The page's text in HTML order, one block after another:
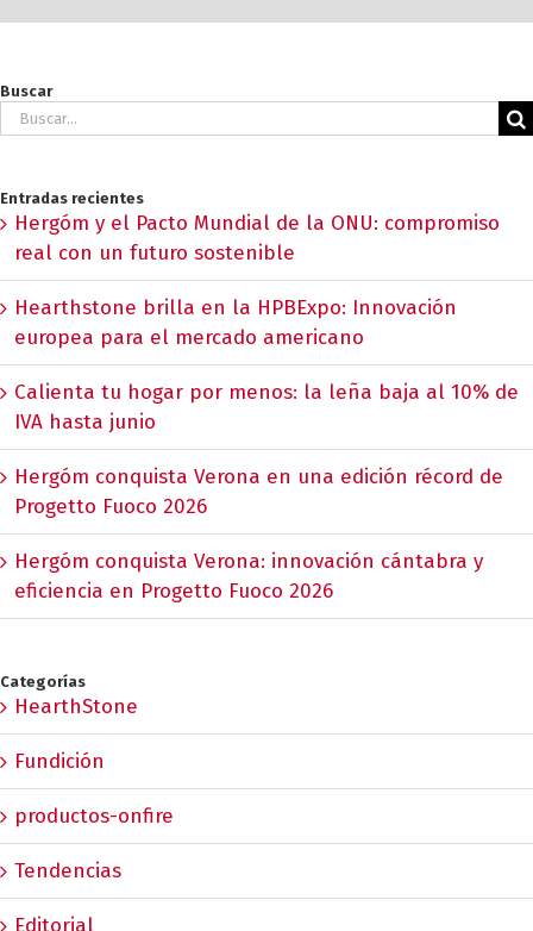
Buscar
Buscar:
Entradas recientes
Hergóm y el Pacto Mundial de la ONU: compromiso
real con un futuro sostenible
Hearthstone brilla en la HPBExpo: Innovación
europea para el mercado americano
Calienta tu hogar por menos: la leña baja al 10% de
IVA hasta junio
Hergóm conquista Verona en una edición récord de
Progetto Fuoco 2026
Hergóm conquista Verona: innovación cántabra y
eficiencia en Progetto Fuoco 2026
Categorías
HearthStone
Fundición
productos-onfire
Tendencias
Editorial